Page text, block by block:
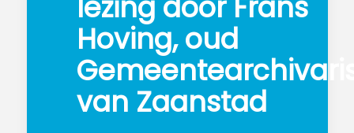
Hoving, oud
van Zaanstad